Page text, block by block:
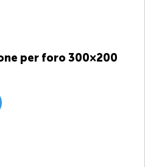
per foro 300×200